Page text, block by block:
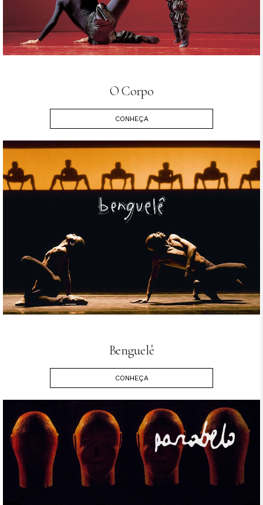
O Corpo
CONHEÇA
Benguelê
CONHEÇA